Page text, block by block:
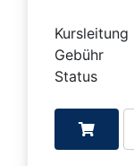
Kursleitung
Gebühr
Status